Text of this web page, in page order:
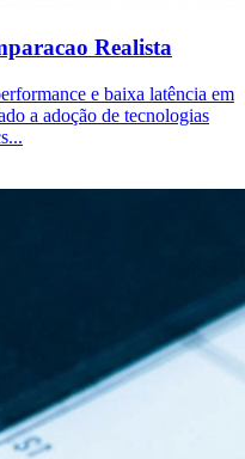
Realista
e baixa latência em
a adoção de tecnologias